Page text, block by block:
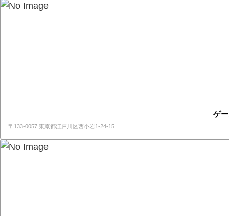
ゲ
〒133-0057 東京都江戸川区西小岩1-24-15